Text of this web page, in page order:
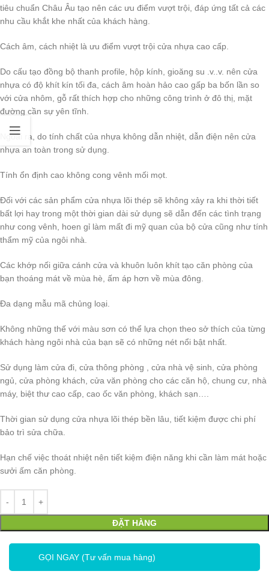
tiêu chuẩn Châu Âu tạo nên các ưu điểm vượt trội, đáp ứng tất cả các
nhu cầu khắt khe nhất của khách hàng.
Cách âm, cách nhiệt là ưu điểm vượt trội cửa nhựa cao cấp.
Do cấu tạo đồng bộ thanh profile, hộp kính, gioăng su .v..v. nên cửa
nhựa có độ khít kín tối đa, cách âm hoàn hảo cao gấp ba bốn lần so
với cửa nhôm, gỗ rất thích hợp cho những công trình ở đô thị, mặt
đường cần sự yên tĩnh.
Ngoài ra, do tính chất của nhựa không dẫn nhiệt, dẫn điện nên cửa
nhựa an toàn trong sử dụng.
Tính ổn định cao không cong vênh mối mọt.
Đối với các sản phẩm cửa nhựa lõi thép sẽ không xảy ra khi thời tiết
bất lợi hay trong một thời gian dài sử dụng sẽ dẫn đến các tình trạng
như cong vênh, hoen gỉ làm mất đi mỹ quan của bộ cửa cũng như tính
thẩm mỹ của ngôi nhà.
Các khớp nối giữa cánh cửa và khuôn luôn khít tạo căn phòng của
bạn thoáng mát về mùa hè, ấm áp hơn về mùa đông.
Đa dạng mẫu mã chủng loại.
Không những thế với màu sơn có thể lựa chọn theo sở thích của từng
khách hàng ngôi nhà của bạn sẽ có những nét nổi bật nhất.
Sử dụng làm cửa đi, cửa thông phòng , cửa nhà vệ sinh, cửa phòng
ngủ, cửa phòng khách, cửa văn phòng cho các căn hộ, chung cư, nhà
máy, biệt thư cao cấp, cao ốc văn phòng, khách sạn….
Thời gian sử dụng cửa nhựa lõi thép bền lâu, tiết kiệm được chi phí
bảo trì sửa chữa.
Hạn chế việc thoát nhiệt nên tiết kiệm điện năng khi cần làm mát hoặc
sưởi ấm căn phòng.
ĐẶT HÀNG
GỌI NGAY (Tư vấn mua hàng)